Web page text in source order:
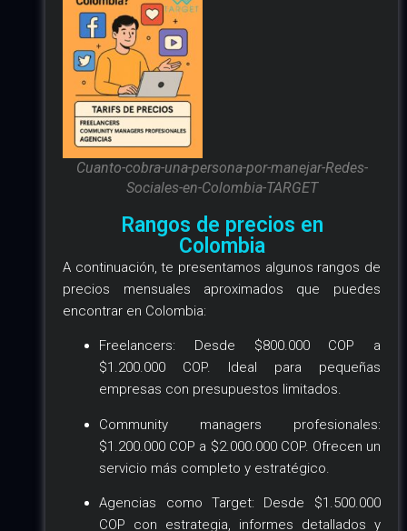
Cuanto-cobra-una-persona-por-manejar-Redes-
Sociales-en-Colombia-TARGET
Rangos de precios en
Colombia
A continuación, te presentamos algunos rangos de
precios mensuales aproximados que puedes
encontrar en Colombia:
Freelancers: Desde $800.000 COP a
$1.200.000 COP. Ideal para pequeñas
empresas con presupuestos limitados.
Community managers profesionales:
$1.200.000 COP a $2.000.000 COP. Ofrecen un
servicio más completo y estratégico.
Agencias como Target: Desde $1.500.000
COP con estrategia, informes detallados y